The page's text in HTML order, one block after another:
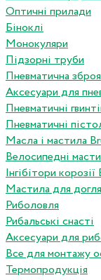
Оптичні прилади
Біноклі
Монокуляри
Підзорні труби
Пневматична зброя
Аксесуари для
Пневматичні
Пневматичні
Масла і мастила
Велосипедні
Інгібітори
Мастила для
Риболовля
Рибальські снасті
Аксесуари для
Все для монтажу
Термопродукція